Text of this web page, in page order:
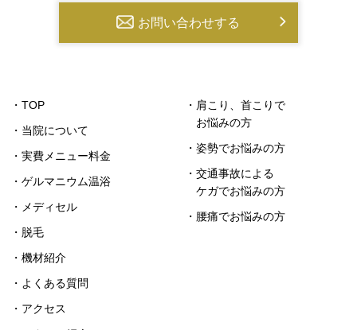
お問い合わせする
・TOP
・当院について
・実費メニュー料金
・ゲルマニウム温浴
・メディセル
・脱毛
・機材紹介
・肩こり、首こりで
お悩みの方
・姿勢でお悩みの方
・交通事故による
ケガでお悩みの方
・腰痛でお悩みの方
・よくある質問
・アクセス